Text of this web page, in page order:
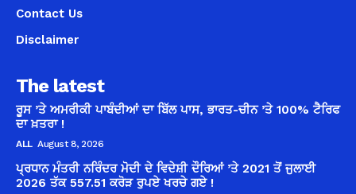
Contact Us
Disclaimer
The latest
ਰੂਸ ’ਤੇ ਅਮਰੀਕੀ ਪਾਬੰਦੀਆਂ ਦਾ ਬਿੱਲ ਪਾਸ, ਭਾਰਤ-ਚੀਨ ’ਤੇ 100% ਟੈਰਿਫ
ਦਾ ਖ਼ਤਰਾ !
ALL August 8, 2026
ਪ੍ਰਧਾਨ ਮੰਤਰੀ ਨਰਿੰਦਰ ਮੋਦੀ ਦੇ ਵਿਦੇਸ਼ੀ ਦੌਰਿਆਂ ’ਤੇ 2021 ਤੋਂ ਜੁਲਾਈ
2026 ਤੱਕ 557.51 ਕਰੋੜ ਰੁਪਏ ਖਰਚੇ ਗਏ !